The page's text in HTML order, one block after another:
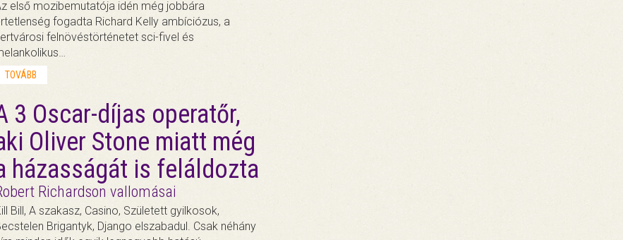
első mozibemutatója idén még jobbára
fogadta Richard Kelly ambíciózus, a
felnövéstörténetet sci-fivel és
TOVÁBB
3 Oscar-díjas operatőr,
Oliver Stone miatt még
házasságát is feláldozta
Richardson vallomásai
Bill, A szakasz, Casino, Született gyilkosok,
Brigantyk, Django elszabadul. Csak néhány